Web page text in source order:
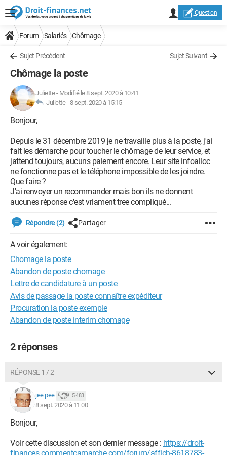
Question
Forum Salariés Chômage
Sujet Précédent Sujet Suivant
Chômage la poste
Juliette- Modifié le 8 sept. 2020 à 10:41
Juliette -8 sept. 2020 à 15:15
Bonjour,
Depuis le 31 décembre 2019 je ne travaille plus à la poste, j'ai
fait les démarche pour toucher le chômage de leur service, et
jattend toujours, aucuns paiement encore. Leur site infoalloc
ne fonctionne pas et le téléphone impossible de les joindre.
Que faire ?
J'ai renvoyer un recommander mais bon ils ne donnent
aucunes réponse c'est vriament tree compliqué...
Répondre (2) Partager
A voir également:
Chomage la poste
Abandon de poste chomage
Lettre de candidature à un poste
Avis de passage la poste connaître expéditeur
Procuration la poste exemple
Abandon de poste interim chomage
2 réponses
RÉPONSE 1 / 2
jee pee 5 483
8 sept. 2020 à 11:00
Bonjour,
Voir cette discussion et son dernier message : https://droit-